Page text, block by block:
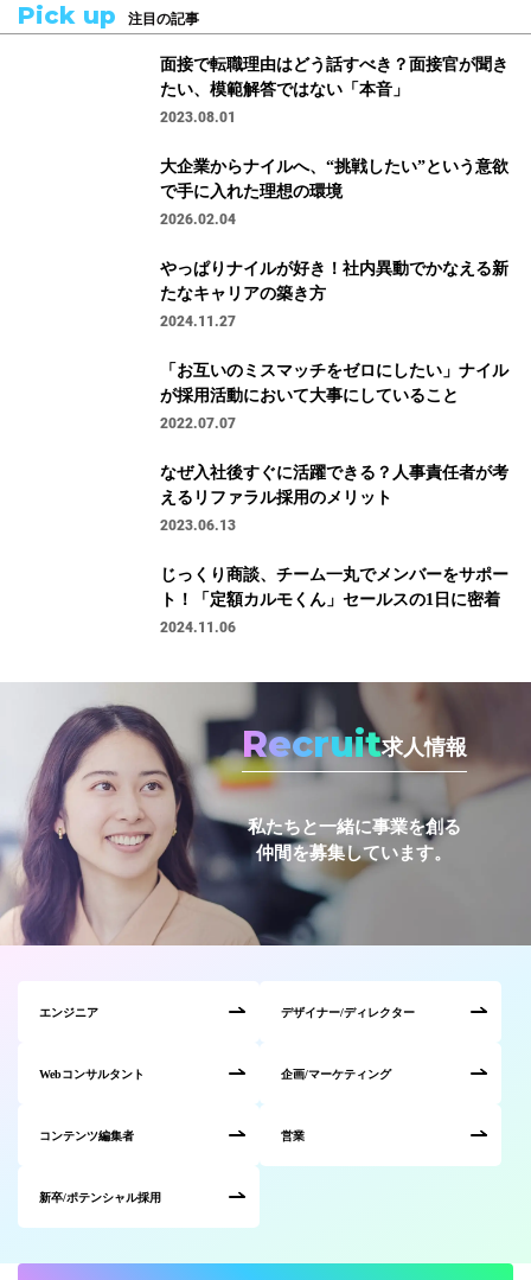
Pick up 注目の記事
面接で転職理由はどう話すべき？面接官が聞き
たい、模範解答ではない「本音」
2023.08.01
大企業からナイルへ、“挑戦したい”という意欲
で手に入れた理想の環境
2026.02.04
やっぱりナイルが好き！社内異動でかなえる新
たなキャリアの築き方
2024.11.27
「お互いのミスマッチをゼロにしたい」ナイル
が採用活動において大事にしていること
2022.07.07
なぜ入社後すぐに活躍できる？人事責任者が考
えるリファラル採用のメリット
2023.06.13
じっくり商談、チーム一丸でメンバーをサポー
ト！「定額カルモくん」セールスの1日に密着
2024.11.06
Recruit求人情報
私たちと一緒に事業を創る
仲間を募集しています。
エンジニア デザイナー/ディレクター
Webコンサルタント 企画/マーケティング
コンテンツ編集者 営業
新卒/ポテンシャル採用